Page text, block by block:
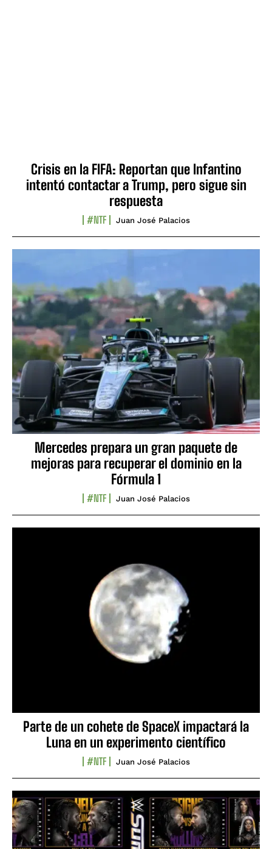
Crisis en la FIFA: Reportan que Infantino
intentó contactar a Trump, pero sigue sin
respuesta
#NTF Juan José Palacios
Mercedes prepara un gran paquete de
mejoras para recuperar el dominio en la
Fórmula 1
#NTF Juan José Palacios
Parte de un cohete de SpaceX impactará la
Luna en un experimento científico
#NTF Juan José Palacios